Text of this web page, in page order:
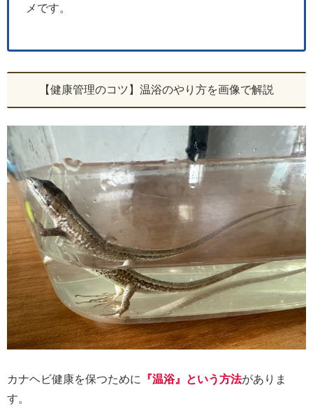
メです。
【健康管理のコツ】温浴のやり方を画像で解説
カナヘビ健康を保つために 『温浴』という方法がありま
す。